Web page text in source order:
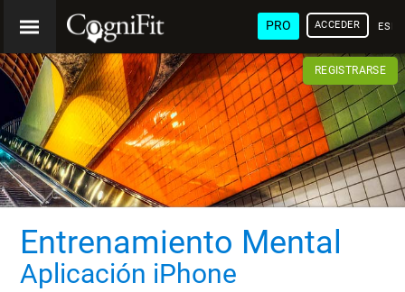
PRO ACCEDER
REGISTRARSE
Entrenamiento Mental
Aplicación iPhone